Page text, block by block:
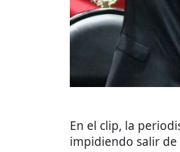
En el clip, la
impidiendo salir